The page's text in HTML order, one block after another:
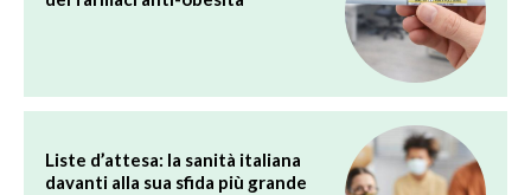
Liste d’attesa: la sanità italiana
davanti alla sua sfida più grande